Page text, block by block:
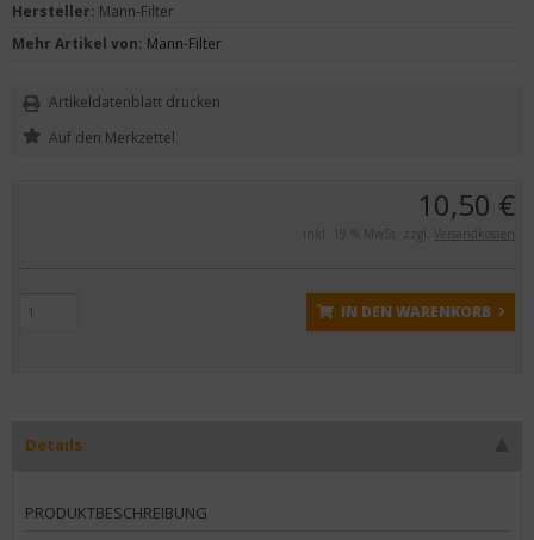
10,50 €
inkl. 19 % MwSt. zzgl. Versandkosten
IN DEN WARENKORB
Hersteller: Mann-Filter
Mehr Artikel von: Mann-Filter
Artikeldatenblatt drucken
Details
PRODUKTBESCHREIBUNG